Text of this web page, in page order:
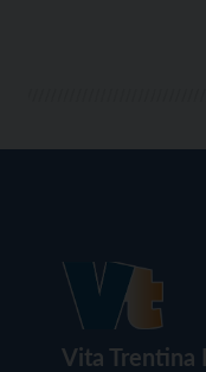
Vita Trentina